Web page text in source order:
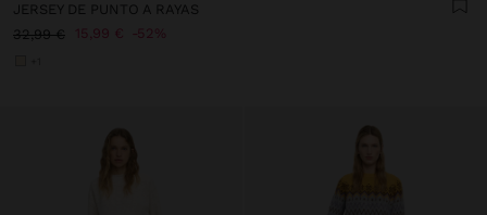
JERSEY DE PUNTO A RAYAS
32,99 €
15,99 € 52%